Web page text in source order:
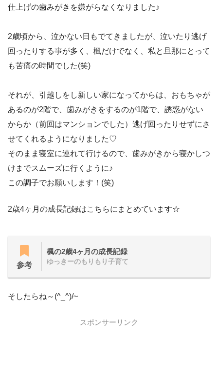
仕上げの歯みがきを嫌がらなくなりました♪
2歳頃から、泣かない日もでてきましたが、泣いたり逃げ
回ったりする事が多く、楓だけでなく、私と旦那にとって
も苦痛の時間でした(笑)
それが、引越しをし新しい家になってからは、おもちゃが
あるのが2階で、歯みがきをするのが1階で、誘惑がない
からか（前回はマンションでした）逃げ回ったりせずにさ
せてくれるようになりました♡
そのまま寝室に連れて行けるので、歯みがきから寝かしつ
けまでスムーズに行くように♪
この調子でお願いします！(笑)
2歳4ヶ月の成長記録はこちらにまとめています☆
参考
楓の2歳4ヶ月の成長記録
ゆっきーのもりもり子育て
そしたらね～(^_^)/~
スポンサーリンク